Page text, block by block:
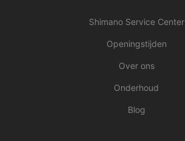
Shimano Service Center
Openingstijden
Over ons
Onderhoud
Blog